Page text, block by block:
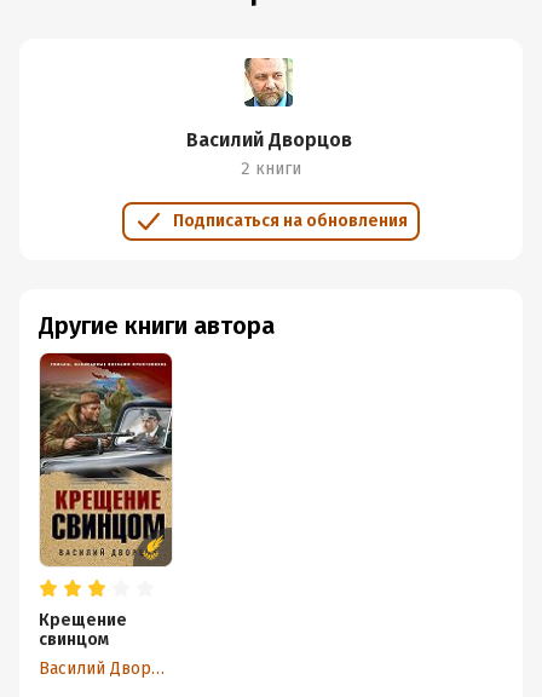
Василий Дворцов
2 книги
Подписаться на обновления
Другие книги автора
Крещение
свинцом
Василий Дворцов